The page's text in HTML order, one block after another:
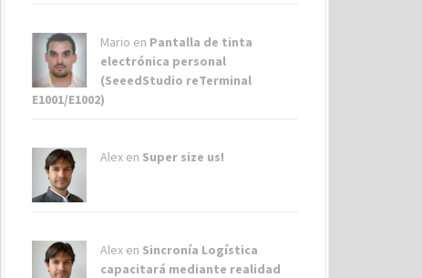
Mario en Pantalla de tinta
electrónica personal
(SeeedStudio reTerminal
E1001/E1002)
Alex en Super size us!
Alex en Sincronía Logística
capacitará mediante realidad